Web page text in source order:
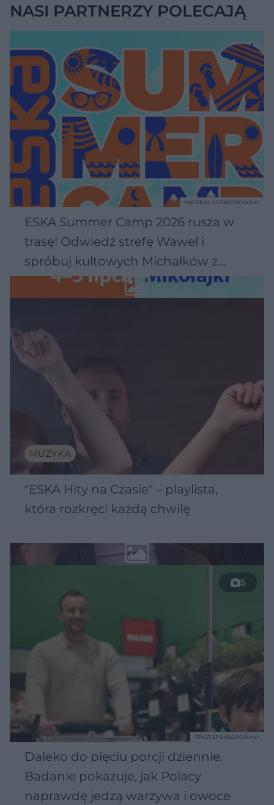
NASI PARTNERZY POLECAJĄ
ESKA Summer Camp 2026 rusza w
trasę! Odwiedź strefę Wawel i
spróbuj kultowych Michałków z
Wawelu
MATERIAŁ SPONSOROWANY
MUZYKA
"ESKA Hity na Czasie" – playlista,
która rozkręci każdą chwilę
5
Daleko do pięciu porcji dziennie.
Badanie pokazuje, jak Polacy
naprawdę jedzą warzywa i owoce
TEKST SPONSOROWANY